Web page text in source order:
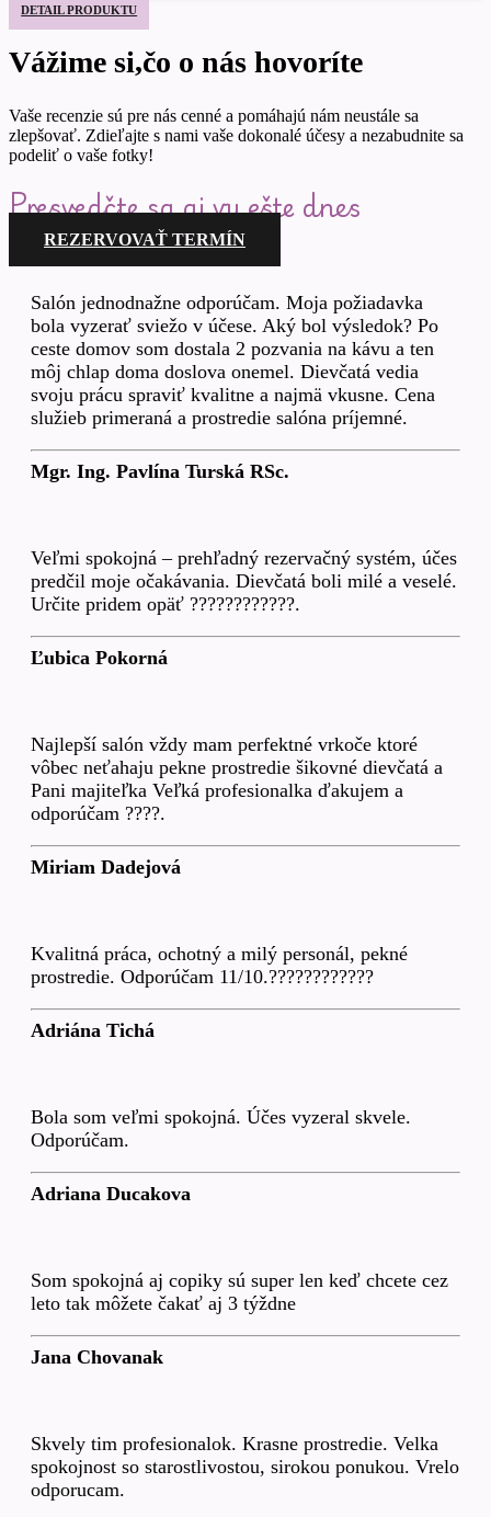
DETAIL PRODUKTU
Vážime si,čo o nás hovoríte
Vaše recenzie sú pre nás cenné a pomáhajú nám neustále sa
zlepšovať. Zdieľajte s nami vaše dokonalé účesy a nezabudnite sa
podeliť o vaše fotky!
Presvedčte sa aj vy ešte dnes
REZERVOVAŤ TERMÍN
Salón jednodnažne odporúčam. Moja požiadavka
bola vyzerať sviežo v účese. Aký bol výsledok? Po
ceste domov som dostala 2 pozvania na kávu a ten
môj chlap doma doslova onemel. Dievčatá vedia
svoju prácu spraviť kvalitne a najmä vkusne. Cena
služieb primeraná a prostredie salóna príjemné.
Mgr. Ing. Pavlína Turská RSc.
Veľmi spokojná – prehľadný rezervačný systém, účes
predčil moje očakávania. Dievčatá boli milé a veselé.
Určite pridem opäť ????????????.
Ľubica Pokorná
Najlepší salón vždy mam perfektné vrkoče ktoré
vôbec neťahaju pekne prostredie šikovné dievčatá a
Pani majiteľka Veľká profesionalka ďakujem a
odporúčam ????.
Miriam Dadejová
Kvalitná práca, ochotný a milý personál, pekné
prostredie. Odporúčam 11/10.????????????
Adriána Tichá
Bola som veľmi spokojná. Účes vyzeral skvele.
Odporúčam.
Adriana Ducakova
Som spokojná aj copiky sú super len keď chcete cez
leto tak môžete čakať aj 3 týždne
Jana Chovanak
Skvely tim profesionalok. Krasne prostredie. Velka
spokojnost so starostlivostou, sirokou ponukou. Vrelo
odporucam.